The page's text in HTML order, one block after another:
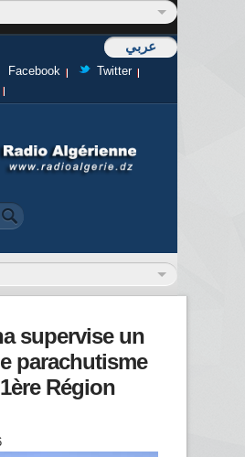
عربي
Facebook
Twitter
de recherche
supervise un
parachutisme
Région